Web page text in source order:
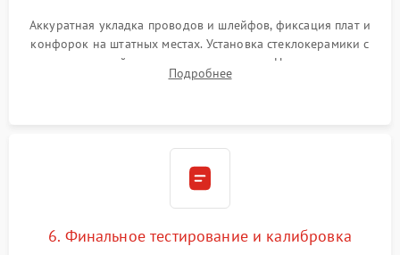
Аккуратная укладка проводов и шлейфов, фиксация плат и
конфорок на штатных местах. Установка стеклокерамики с
проверкой равномерности зазоров. Нанесение
термостойкого герметика или укладка уплотнительной
Подробнее
6. Финальное тестирование и калибровка